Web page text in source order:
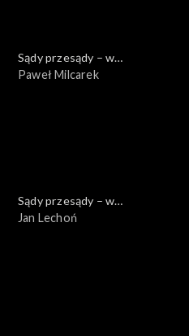
Sądy przesądy – w
powiększeniu
Paweł Milcarek
Sądy przesądy – w
powiększeniu
Jan Lechoń